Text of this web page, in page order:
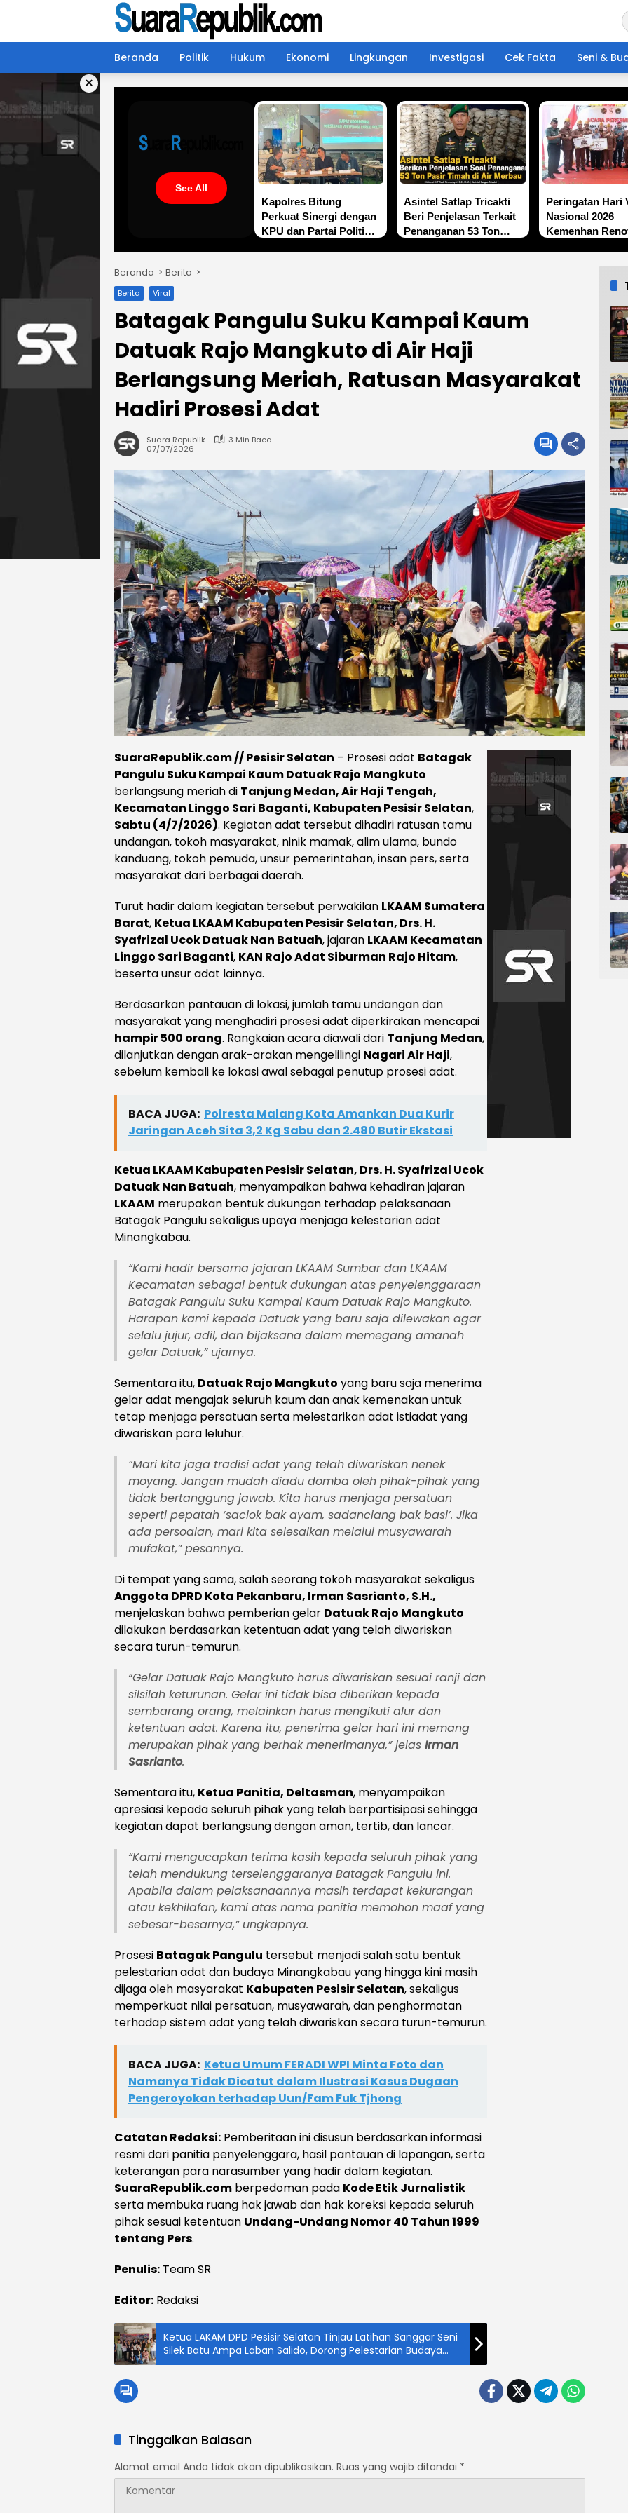
Beranda
Politik Hukum Ekonomi Lingkungan Investigasi Cek Fakta Seni &
×
See All
Kapolres Bitung
Perkuat Sinergi dengan
KPU dan Partai Politik,
Asintel Satlap Tricakti
Beri Penjelasan Terkait
Penanganan 53 Ton
Peringatan Hari
Nasional 2026
Kemenhan
Beranda Berita
Berita Viral
Batagak Pangulu Suku Kampai Kaum
Datuak Rajo Mangkuto di Air Haji
Berlangsung Meriah, Ratusan Masyarakat
Hadiri Prosesi Adat
Suara Republik
3 Min Baca
07/07/2026
SuaraRepublik.com // Pesisir Selatan – Prosesi adat Batagak
Pangulu Suku Kampai Kaum Datuak Rajo Mangkuto
berlangsung meriah di Tanjung Medan, Air Haji Tengah,
Kecamatan Linggo Sari Baganti, Kabupaten Pesisir Selatan,
Sabtu (4/7/2026). Kegiatan adat tersebut dihadiri ratusan tamu
undangan, tokoh masyarakat, ninik mamak, alim ulama, bundo
kanduang, tokoh pemuda, unsur pemerintahan, insan pers, serta
masyarakat dari berbagai daerah.
Turut hadir dalam kegiatan tersebut perwakilan LKAAM Sumatera
Barat, Ketua LKAAM Kabupaten Pesisir Selatan, Drs. H.
Syafrizal Ucok Datuak Nan Batuah, jajaran LKAAM Kecamatan
Linggo Sari Baganti, KAN Rajo Adat Siburman Rajo Hitam,
beserta unsur adat lainnya.
Berdasarkan pantauan di lokasi, jumlah tamu undangan dan
masyarakat yang menghadiri prosesi adat diperkirakan mencapai
hampir 500 orang. Rangkaian acara diawali dari Tanjung Medan,
dilanjutkan dengan arak-arakan mengelilingi Nagari Air Haji,
sebelum kembali ke lokasi awal sebagai penutup prosesi adat.
BACA JUGA: Polresta Malang Kota Amankan Dua Kurir
Jaringan Aceh Sita 3,2 Kg Sabu dan 2.480 Butir Ekstasi
Ketua LKAAM Kabupaten Pesisir Selatan, Drs. H. Syafrizal Ucok
Datuak Nan Batuah, menyampaikan bahwa kehadiran jajaran
LKAAM merupakan bentuk dukungan terhadap pelaksanaan
Batagak Pangulu sekaligus upaya menjaga kelestarian adat
Minangkabau.
“Kami hadir bersama jajaran LKAAM Sumbar dan LKAAM
Kecamatan sebagai bentuk dukungan atas penyelenggaraan
Batagak Pangulu Suku Kampai Kaum Datuak Rajo Mangkuto.
Harapan kami kepada Datuak yang baru saja dilewakan agar
selalu jujur, adil, dan bijaksana dalam memegang amanah
gelar Datuak,”ujarnya.
Sementara itu, Datuak Rajo Mangkuto yang baru saja menerima
gelar adat mengajak seluruh kaum dan anak kemenakan untuk
tetap menjaga persatuan serta melestarikan adat istiadat yang
diwariskan para leluhur.
“Mari kita jaga tradisi adat yang telah diwariskan nenek
moyang. Jangan mudah diadu domba oleh pihak-pihak yang
tidak bertanggung jawab. Kita harus menjaga persatuan
seperti pepatah ‘saciok bak ayam, sadanciang bak basi’. Jika
ada persoalan, mari kita selesaikan melalui musyawarah
mufakat,”pesannya.
Di tempat yang sama, salah seorang tokoh masyarakat sekaligus
Anggota DPRD Kota Pekanbaru, Irman Sasrianto, S.H.,
menjelaskan bahwa pemberian gelar Datuak Rajo Mangkuto
dilakukan berdasarkan ketentuan adat yang telah diwariskan
secara turun-temurun.
“Gelar Datuak Rajo Mangkuto harus diwariskan sesuai ranji dan
silsilah keturunan. Gelar ini tidak bisa diberikan kepada
sembarang orang, melainkan harus mengikuti alur dan
ketentuan adat. Karena itu, penerima gelar hari ini memang
merupakan pihak yang berhak menerimanya,”jelas Irman
Sasrianto.
Sementara itu, Ketua Panitia, Deltasman, menyampaikan
apresiasi kepada seluruh pihak yang telah berpartisipasi sehingga
kegiatan dapat berlangsung dengan aman, tertib, dan lancar.
“Kami mengucapkan terima kasih kepada seluruh pihak yang
telah mendukung terselenggaranya Batagak Pangulu ini.
Apabila dalam pelaksanaannya masih terdapat kekurangan
atau kekhilafan, kami atas nama panitia memohon maaf yang
sebesar-besarnya,”ungkapnya.
Prosesi Batagak Pangulu tersebut menjadi salah satu bentuk
pelestarian adat dan budaya Minangkabau yang hingga kini masih
dijaga oleh masyarakat Kabupaten Pesisir Selatan, sekaligus
memperkuat nilai persatuan, musyawarah, dan penghormatan
terhadap sistem adat yang telah diwariskan secara turun-temurun.
BACA JUGA: Ketua Umum FERADI WPI Minta Foto dan
Namanya Tidak Dicatut dalam Ilustrasi Kasus Dugaan
Pengeroyokan terhadap Uun/Fam Fuk Tjhong
Catatan Redaksi: Pemberitaan ini disusun berdasarkan informasi
resmi dari panitia penyelenggara, hasil pantauan di lapangan, serta
keterangan para narasumber yang hadir dalam kegiatan.
SuaraRepublik.com berpedoman pada Kode Etik Jurnalistik
serta membuka ruang hak jawab dan hak koreksi kepada seluruh
pihak sesuai ketentuan Undang-Undang Nomor 40 Tahun 1999
tentang Pers.
Penulis: Team SR
Editor: Redaksi
Ketua LAKAM DPD Pesisir Selatan Tinjau Latihan Sanggar Seni
Silek Batu Ampa Laban Salido, Dorong Pelestarian Budaya
Minangkabau
Tinggalkan Balasan
Alamat email Anda tidak akan dipublikasikan. Ruas yang wajib ditandai *